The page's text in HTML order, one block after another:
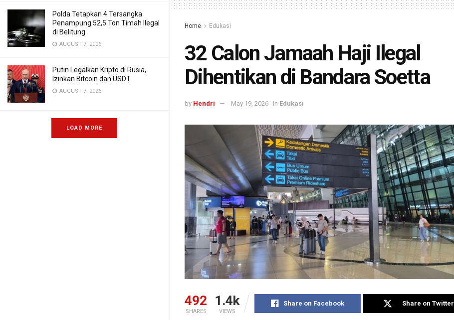
Polda Tetapkan 4 Tersangka
Penampung 52,5 Ton Timah Ilegal
di Belitung
AUGUST 7, 2026
Putin Legalkan Kripto di Rusia,
Izinkan Bitcoin dan USDT
AUGUST 7, 2026
LOAD MORE
Home Edukasi
32 Calon Jamaah Haji Ilegal
Dihentikan di Bandara Soetta
by Hendri May 19, 2026 in Edukasi
492
SHARES
1.4k
VIEWS
Share on Facebook Share on Twitter